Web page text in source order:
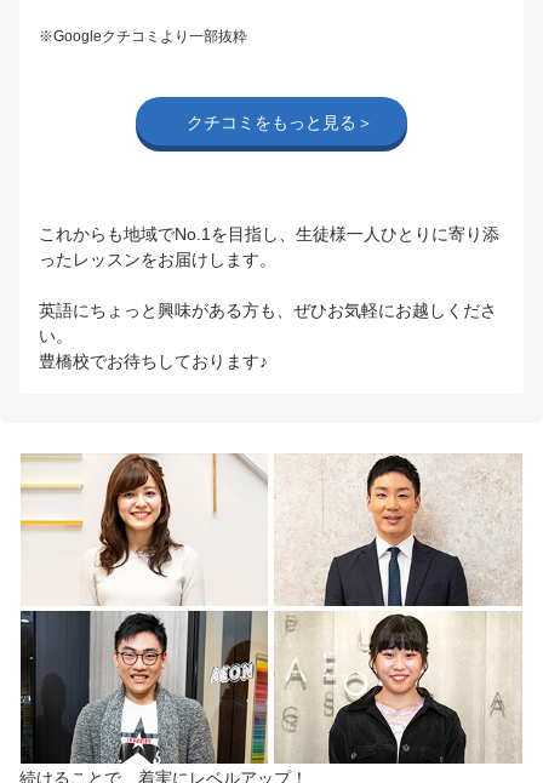
※Googleクチコミより一部抜粋
クチコミをもっと見る＞
これからも地域でNo.1を目指し、生徒様一人ひとりに寄り添
ったレッスンをお届けします。
英語にちょっと興味がある方も、ぜひお気軽にお越しくださ
い。
豊橋校でお待ちしております♪
続けることで、着実にレベルアップ！